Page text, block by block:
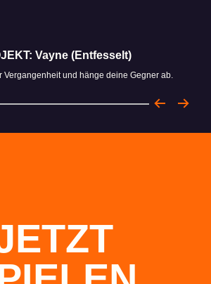
Vayne (Entfesselt)
Vergangenheit und hänge deine Gegner ab.